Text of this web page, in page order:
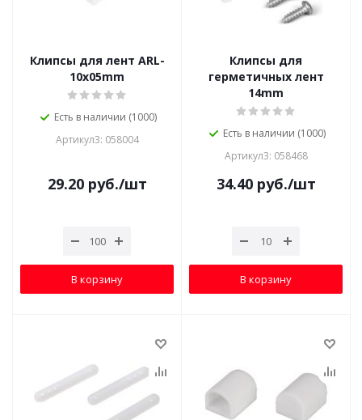
Клипсы для лент ARL-
10x05mm
Есть в наличии (1000)
Артикул3: 058004
29.20руб./шт
В корзину
Клипсы для
герметичных лент
14mm
Есть в наличии (1000)
Артикул3: 058468
34.40руб./шт
В корзину